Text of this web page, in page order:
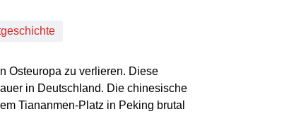
Osteuropa zu verlieren. Diese
in Deutschland. Die chinesische
Tiananmen-Platz in Peking brutal